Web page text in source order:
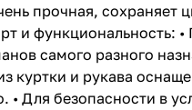
прочная, сохраняет
и функциональность:
самого разного
куртки и рукава
• Для безопасности в